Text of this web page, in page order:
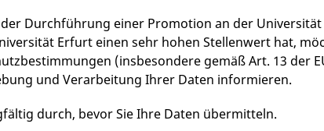
Durchführung einer Promotion an der
Erfurt einen sehr hohen Stellenwert hat,
(insbesondere gemäß Art. 13 der
und Verarbeitung Ihrer Daten informieren.
durch, bevor Sie Ihre Daten übermitteln.